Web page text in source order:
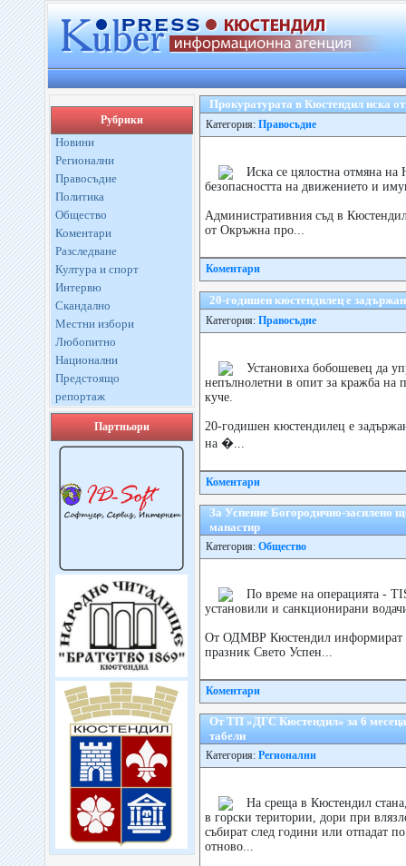
Рубрики
Новини
Регионални
Правосъдие
Политика
Общество
Коментари
Разследване
Култура и спорт
Интервю
Скандално
Местни избори
Любопитно
Национални
Предстоящо
репортаж
Партньори
Прокуратурата в Кюстендил иска
Категория: Правосъдие
Иска се цялостна отмяна на
безопасността на движението и
Административния съд в
от Окръжна про...
Коментари
20-годишен кюстендилец е
Категория: Правосъдие
Установиха бобошевец да
непълнолетни в опит за кражба
куче.
20-годишен кюстендилец е
на �...
Коментари
За Успение Богородично-засилено
манастир
Категория: Общество
По време на операцията -
установили и санкционирани
От ОДМВР Кюстендил информират
празник Свето Успен...
Коментари
От ТП »ДГС Кюстендил» за 6
табели
Категория: Регионални
На среща в Кюстендил
в горски територии, дори при
събират след години или отпадат
отново...